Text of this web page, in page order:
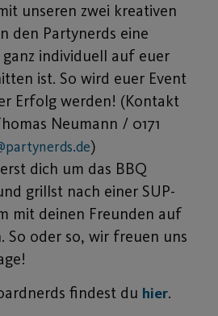
unseren zwei kreativen
den Partynerds eine
ganz individuell auf euer
ist. So wird euer Event
Erfolg werden! (Kontakt
Neumann / 0171
)
dich um das BBQ
grillst nach einer SUP-
mit deinen Freunden auf
So oder so, wir freuen uns
findest du hier.